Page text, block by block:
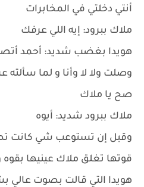
أنتي دخلتي في المخابرات
ملاك ببرود: إيه اللي عرفك
هويدا بغضب شديد: أحمد
وصلت ولا لا وأنا و لما سألته
صح يا ملاك
ملاك ببرود شديد: أيوه
وقبل إن تستوعب شي كانت
قوتها تغلق ملاك عينيها بقوه
هويدا التي قالت بصوت عالي